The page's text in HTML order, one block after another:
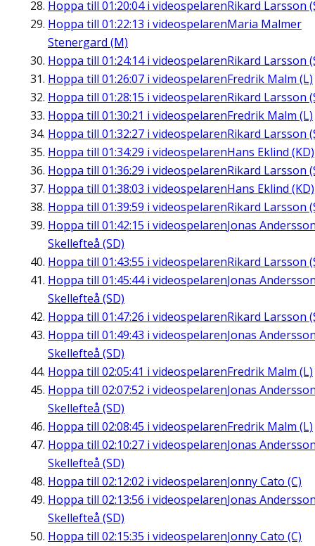
Hoppa till 01:20:04i videospelarenRikard Larsson
Hoppa till 01:22:13 i videospelarenMaria Malmer
Stenergard (M)
Hoppa till 01:24:14i videospelarenRikard Larsson
Hoppa till 01:26:07 i videospelarenFredrik Malm (L)
Hoppa till 01:28:15 i videospelarenRikard Larsson
Hoppa till 01:30:21 i videospelarenFredrik Malm (L)
Hoppa till 01:32:27 i videospelarenRikard Larsson
Hoppa till 01:34:29 i videospelarenHans Eklind (KD)
Hoppa till 01:36:29 i videospelarenRikard Larsson
Hoppa till 01:38:03 i videospelarenHans Eklind (KD)
Hoppa till 01:39:59 i videospelarenRikard Larsson
Hoppa till 01:42:15 i videospelarenJonas
Skellefteå (SD)
Hoppa till 01:43:55 i videospelarenRikard Larsson
Hoppa till 01:45:44i videospelarenJonas
Skellefteå (SD)
Hoppa till 01:47:26 i videospelarenRikard Larsson
Hoppa till 01:49:43 i videospelarenJonas
Skellefteå (SD)
Hoppa till 02:05:41 i videospelarenFredrik Malm (L)
Hoppa till 02:07:52 i videospelarenJonas
Skellefteå (SD)
Hoppa till 02:08:45 i videospelarenFredrik Malm (L)
Hoppa till 02:10:27 i videospelarenJonas
Skellefteå (SD)
Hoppa till 02:12:02 i videospelarenJonny Cato (C)
Hoppa till 02:13:56 i videospelarenJonas
Skellefteå (SD)
Hoppa till 02:15:35 i videospelarenJonny Cato (C)